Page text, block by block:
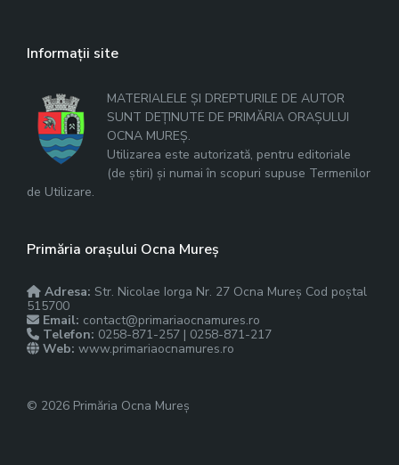
Informații site
MATERIALELE ȘI DREPTURILE DE AUTOR
SUNT DEȚINUTE DE PRIMĂRIA ORAȘULUI
OCNA MUREȘ.
Utilizarea este autorizată, pentru editoriale
(de știri) și numai în scopuri supuse Termenilor
de Utilizare.
Primăria orașului Ocna Mureș
Adresa: Str. Nicolae Iorga Nr. 27 Ocna Mureș Cod poștal
515700
Email: contact@primariaocnamures.ro
Telefon: 0258-871-257 | 0258-871-217
Web: www.primariaocnamures.ro
© 2026 Primăria Ocna Mureș